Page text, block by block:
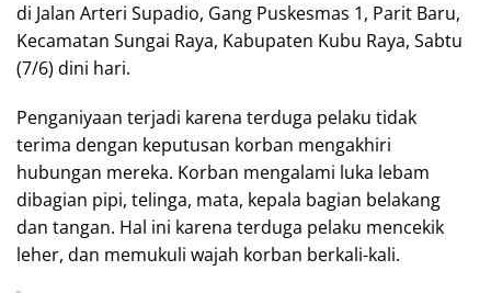
di Jalan Arteri Supadio, Gang Puskesmas 1, Parit Baru,
Kecamatan Sungai Raya, Kabupaten Kubu Raya, Sabtu
(7/6) dini hari.
Penganiyaan terjadi karena terduga pelaku tidak
terima dengan keputusan korban mengakhiri
hubungan mereka. Korban mengalami luka lebam
dibagian pipi, telinga, mata, kepala bagian belakang
dan tangan. Hal ini karena terduga pelaku mencekik
leher, dan memukuli wajah korban berkali-kali.